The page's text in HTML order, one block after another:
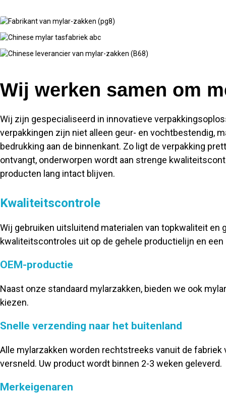
Wij werken samen om
Wij zijn gespecialiseerd in innovatieve
verpakkingen zijn niet alleen geur- en vochtbestendig,
bedrukking aan de binnenkant. Zo ligt de verpakking
ontvangt, onderworpen wordt aan strenge
producten lang intact blijven.
Kwaliteitscontrole
Wij gebruiken uitsluitend materialen van topkwaliteit en
kwaliteitscontroles uit op de gehele productielijn en
OEM-productie
Naast onze standaard mylarzakken, bieden we ook
kiezen.
Snelle verzending naar het buitenland
Alle mylarzakken worden rechtstreeks vanuit de
versneld. Uw product wordt binnen 2-3 weken geleverd.
Merkeigenaren